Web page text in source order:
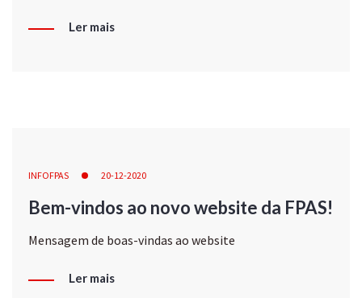
Ler mais
INFOFPAS 20-12-2020
Bem-vindos ao novo website da FPAS!
Mensagem de boas-vindas ao website
Ler mais